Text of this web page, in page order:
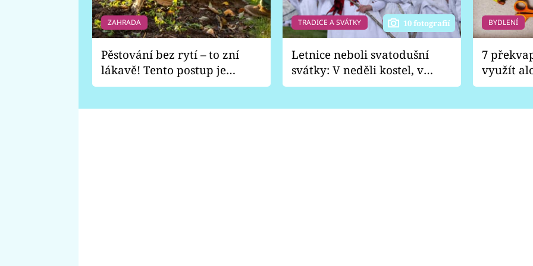
ZAHRADA
Pěstování bez rytí – to zní
lákavě! Tento postup je
vhodný jen pro některé
TRADICE A SVÁTKY 10 fotografií
Letnice neboli svatodušní
svátky: V neděli kostel, v
pondělí zábava
BYDLENÍ
7
využít